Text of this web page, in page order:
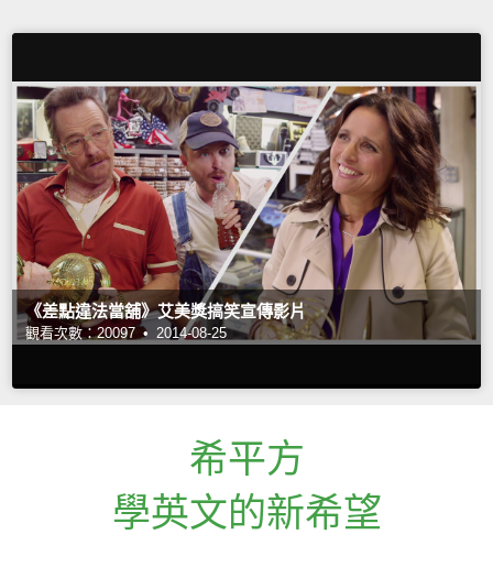
《差點違法當舖》艾美獎搞笑宣傳影片
觀看次數：20097 • 2014-08-25
希平方
學英文的新希望